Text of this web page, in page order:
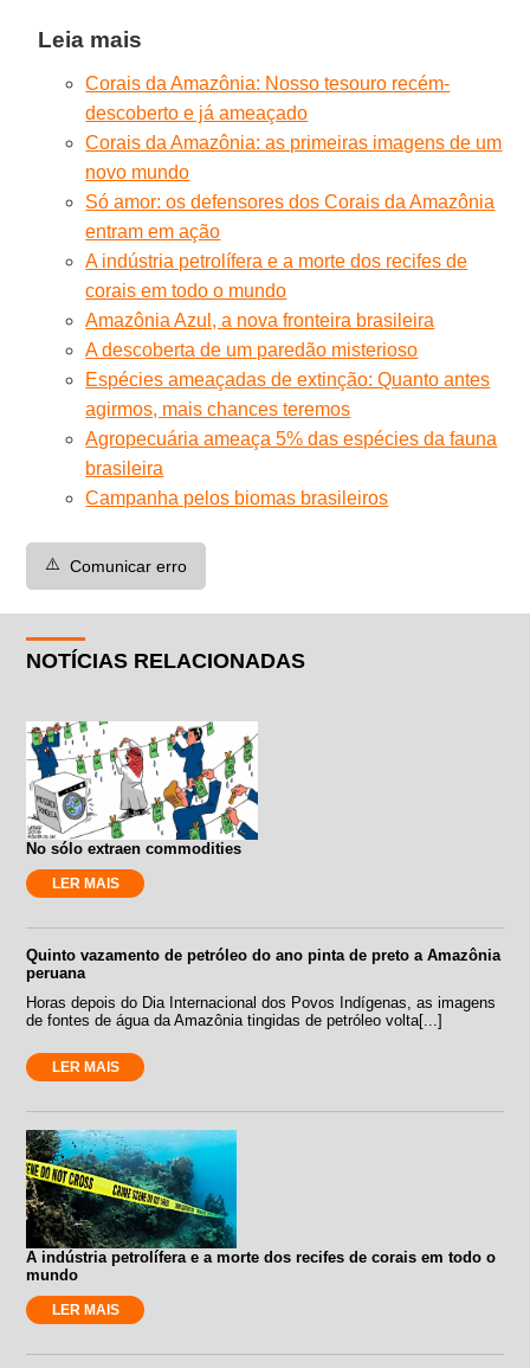
Leia mais
Corais da Amazônia: Nosso tesouro recém-
descoberto e já ameaçado
Corais da Amazônia: as primeiras imagens de um
novo mundo
Só amor: os defensores dos Corais da Amazônia
entram em ação
A indústria petrolífera e a morte dos recifes de
corais em todo o mundo
Amazônia Azul, a nova fronteira brasileira
A descoberta de um paredão misterioso
Espécies ameaçadas de extinção: Quanto antes
agirmos, mais chances teremos
Agropecuária ameaça 5% das espécies da fauna
brasileira
Campanha pelos biomas brasileiros
⚠️ Comunicar erro
NOTÍCIAS RELACIONADAS
No sólo extraen commodities
LER MAIS
Quinto vazamento de petróleo do ano pinta de preto a Amazônia
peruana
Horas depois do Dia Internacional dos Povos Indígenas, as imagens
de fontes de água da Amazônia tingidas de petróleo volta[...]
LER MAIS
A indústria petrolífera e a morte dos recifes de corais em todo o
mundo
LER MAIS